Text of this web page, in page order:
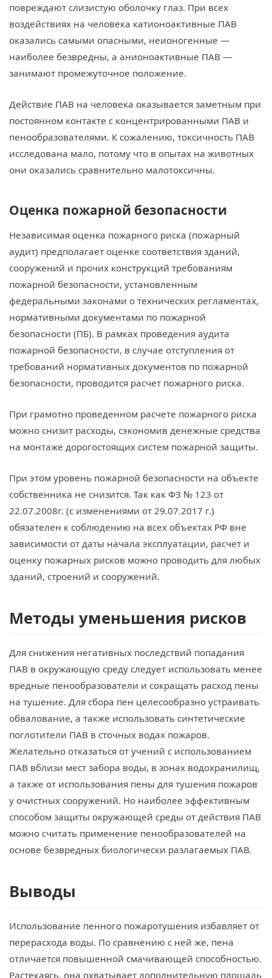
повреждают слизистую оболочку глаз. При всех
воздействиях на человека катионоактивные ПАВ
оказались самыми опасными, неионогенные —
наиболее безвредны, а анионоактивные ПАВ —
занимают промежуточное положение.
Действие ПАВ на человека оказывается заметным при
постоянном контакте с концентрированными ПАВ и
пенообразователями. К сожалению, токсичность ПАВ
исследована мало, потому что в опытах на животных
они оказались сравнительно малотоксичны.
Оценка пожарной безопасности
Независимая оценка пожарного риска (пожарный
аудит) предполагает оценке соответствия зданий,
сооружений и прочих конструкций требованиям
пожарной безопасности, установленным
федеральными законами о технических регламентах,
нормативными документами по пожарной
безопасности (ПБ). В рамках проведения аудита
пожарной безопасности, в случае отступления от
требований нормативных документов по пожарной
безопасности, проводится расчет пожарного риска.
При грамотно проведенном расчете пожарного риска
можно снизит расходы, сэкономив денежные средства
на монтаже дорогостоящих систем пожарной защиты.
При этом уровень пожарной безопасности на объекте
собственника не снизится. Так как ФЗ № 123 от
22.07.2008г. (с изменениями от 29.07.2017 г.)
обязателен к соблюдению на всех объектах РФ вне
зависимости от даты начала эксплуатации, расчет и
оценку пожарных рисков можно проводить для любых
зданий, строений и сооружений.
Методы уменьшения рисков
Для снижения негативных последствий попадания
ПАВ в окружающую среду следует использовать менее
вредные пенообразователи и сокращать расход пены
на тушение. Для сбора пен целесообразно устраивать
обвалование, а также использовать синтетические
поглотители ПАВ в сточных водах пожаров.
Желательно отказаться от учений с использованием
ПАВ вблизи мест забора воды, в зонах водохранилищ,
а также от использования пены для тушения пожаров
у очистных сооружений. Но наиболее эффективным
способом защиты окружающей среды от действия ПАВ
можно считать применение пенообразователей на
основе безвредных биологически разлагаемых ПАВ.
Выводы
Использование пенного пожаротушения избавляет от
перерасхода воды. По сравнению с ней же, пена
отличается повышенной смачивающей способностью.
Растекаясь, она охватывает дополнительную площадь